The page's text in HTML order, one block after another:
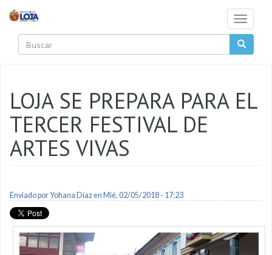
Toggle
LOJA SE PREPARA PARA EL
TERCER FESTIVAL DE
ARTES VIVAS
Enviado porYohana Diazen Mié, 02/05/2018 - 17:23